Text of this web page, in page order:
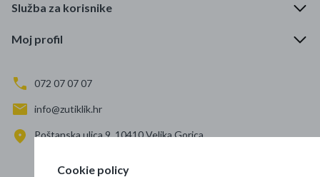
Služba za korisnike
Moj profil
072 07 07 07
info@zutiklik.hr
Poštanska ulica 9, 10410 Velika Gorica
Cookie policy